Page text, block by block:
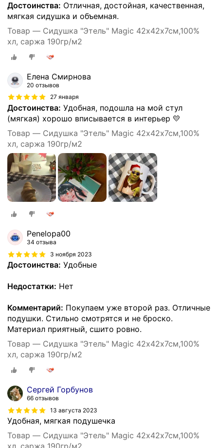
Достоинства: Отличная, достойная, качественная,
мягкая сидушка и объемная.
Товар — Сидушка "Этель" Magic 42х42х7см,100%
хл, саржа 190гр/м2
Елена Смирнова
20 отзывов
27 января
Достоинства: Удобная, подошла на мой стул
(мягкая) хорошо вписывается в интерьер 💛
Товар — Сидушка "Этель" Magic 42х42х7см,100%
хл, саржа 190гр/м2
Penelopa00
34 отзыва
3 ноября 2023
Достоинства: Удобные
Недостатки: Нет
Комментарий: Покупаем уже второй раз. Отличные
подушки. Стильно смотрятся и не броско.
Материал приятный, сшито ровно.
Товар — Сидушка "Этель" Magic 42х42х7см,100%
хл, саржа 190гр/м2
Сергей Горбунов
66 отзывов
13 августа 2023
Удобная, мягкая подушечка
Товар — Сидушка "Этель" Magic 42х42х7см,100%
хл, саржа 190гр/м2